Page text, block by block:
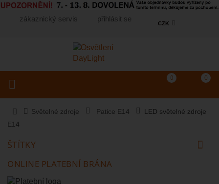
zákaznický servis přihlásit se
CZK
Košík 0
(prázdný)
0
Porovnání produktů
Toggle navigation
Světelné zdroje Patice E14
LED světelné zdroje
E14
ŠTÍTKY
ONLINE PLATEBNÍ BRÁNA